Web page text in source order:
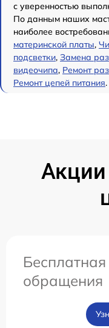
с уверенностью
По данным наших
наиболее
материнской платы,
подсветки, Замена
видеочипа, Ремонт
Ремонт цепей питания.
Акции
обращения